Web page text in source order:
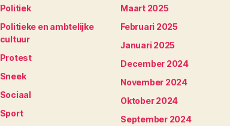
Politiek
Politieke en ambtelijke
cultuur
Protest
Sneek
Sociaal
Sport
Maart 2025
Februari 2025
Januari 2025
December 2024
November 2024
Oktober 2024
September 2024